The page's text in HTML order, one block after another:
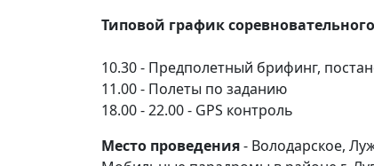
Типовой график
10.30 - Предполетный брифинг,
11.00 - Полеты по заданию
18.00 - 22.00 - GPS контроль
Место проведения- Володарское,